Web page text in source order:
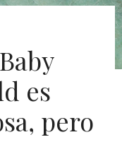
es
pero